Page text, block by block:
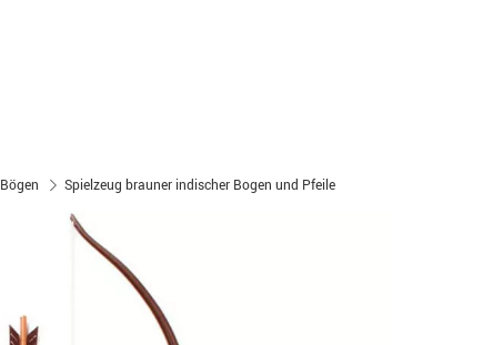
Bögen Spielzeug brauner indischer Bogen und Pfeile